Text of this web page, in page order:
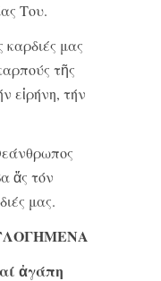
Του.
μας
τῆς
εἰρήνη, τήν
ἄς τόν
μας.
ἀγάπη